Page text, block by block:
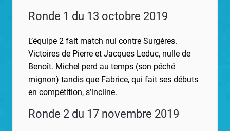
Ronde 1 du 13 octobre 2019
L’équipe 2 fait match nul contre Surgères.
Victoires de Pierre et Jacques Leduc, nulle de
Benoît. Michel perd au temps (son péché
mignon) tandis que Fabrice, qui fait ses débuts
en compétition, s’incline.
Ronde 2 du 17 novembre 2019